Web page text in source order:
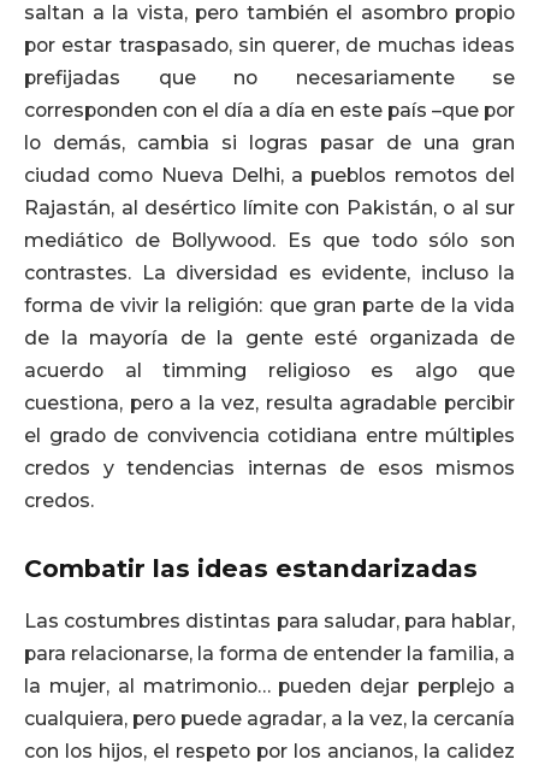
saltan a la vista, pero también el asombro propio
por estar traspasado, sin querer, de muchas ideas
prefijadas que no necesariamente se
corresponden con el día a día en este país –que por
lo demás, cambia si logras pasar de una gran
ciudad como Nueva Delhi, a pueblos remotos del
Rajastán, al desértico límite con Pakistán, o al sur
mediático de Bollywood. Es que todo sólo son
contrastes. La diversidad es evidente, incluso la
forma de vivir la religión: que gran parte de la vida
de la mayoría de la gente esté organizada de
acuerdo al timming religioso es algo que
cuestiona, pero a la vez, resulta agradable percibir
el grado de convivencia cotidiana entre múltiples
credos y tendencias internas de esos mismos
credos.
Combatir las ideas estandarizadas
Las costumbres distintas para saludar, para hablar,
para relacionarse, la forma de entender la familia, a
la mujer, al matrimonio… pueden dejar perplejo a
cualquiera, pero puede agradar, a la vez, la cercanía
con los hijos, el respeto por los ancianos, la calidez